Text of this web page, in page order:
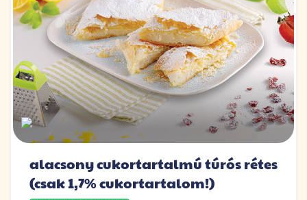
alacsony cukortartalmú túrós rétes
(csak 1,7% cukortartalom!)